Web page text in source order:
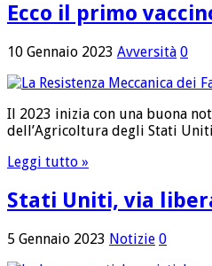
Ecco il primo
10 Gennaio 2023 Avversità 0
Il 2023 inizia con una buona
dell’Agricoltura degli Stati
Leggi tutto »
Stati Uniti, via
5 Gennaio 2023 Notizie 0